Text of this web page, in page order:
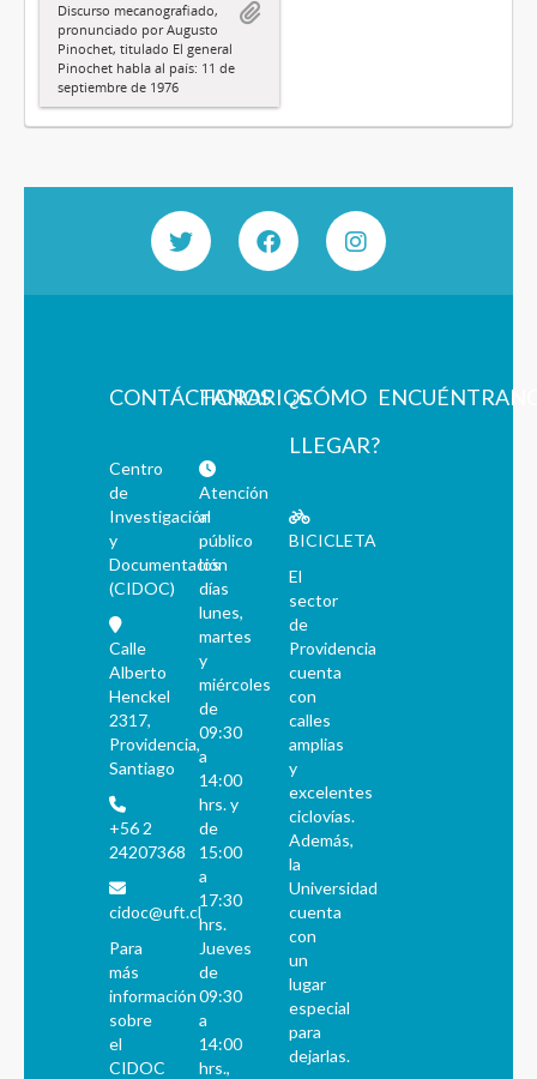
Discurso mecanografiado,
pronunciado por Augusto
Pinochet, titulado El general
Pinochet habla al país: 11 de
septiembre de 1976
CONTÁCTANOS
Centro
de
Investigación
y
Documentación
(CIDOC)
Calle
Alberto
Henckel
2317,
Providencia,
Santiago
+56 2
24207368
cidoc@uft.cl
Para
más
información
sobre
el
CIDOC
HORARIOS
Atención
al
público
los
días
lunes,
martes
y
miércoles
de
09:30
a
14:00
hrs. y
de
15:00
a
17:30
hrs.
Jueves
de
09:30
a
14:00
hrs.,
¿CÓMO
LLEGAR?
BICICLETA
El
sector
de
Providencia
cuenta
con
calles
amplias
y
excelentes
ciclovías.
Además,
la
Universidad
cuenta
con
un
lugar
especial
para
dejarlas.